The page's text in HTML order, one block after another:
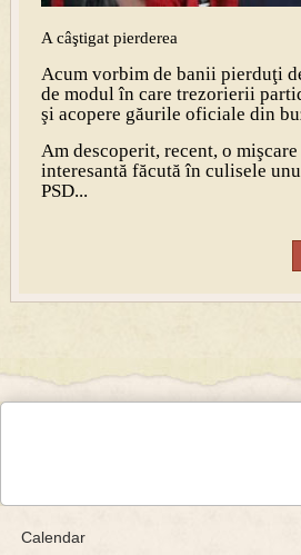
A câştigat pierderea
Acum vorbim de banii pierduţi
de modul în care trezorierii
şi acopere găurile oficiale din
Am descoperit, recent, o
interesantă făcută în culisele
PSD...
Calendar